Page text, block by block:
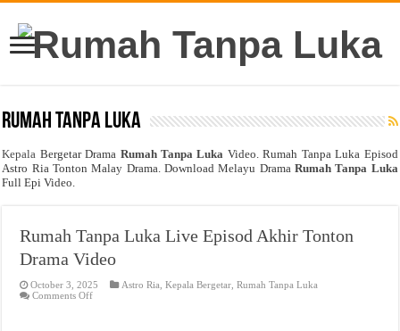
Rumah Tanpa Luka
Kepala Bergetar Drama Rumah Tanpa Luka Video. Rumah Tanpa Luka Episod
Astro Ria Tonton Malay Drama. Download Melayu DramaRumah Tanpa Luka
Full Epi Video.
Rumah Tanpa Luka Live Episod Akhir Tonton
Drama Video
October 3, 2025 Astro Ria ,Kepala Bergetar ,Rumah Tanpa Luka
Comments Offon